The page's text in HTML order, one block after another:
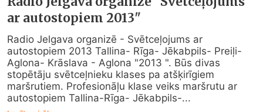
ar autostopiem 2013"
Radio Jelgava organizē - Svētceļojums ar
autostopiem 2013 Tallina- Rīga- Jēkabpils- Preiļi-
Aglona- Krāslava - Aglona "2013 ". Būs divas
stopētāju svētceļnieku klases pa atšķirīgiem
maršrutiem. Profesionāļu klase veiks maršrutu ar
autostopiem Tallina-Rīga- Jēkabpils-...